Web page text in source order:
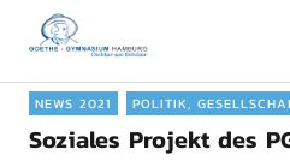
Goethe-
NEWS 2021 POLITIK,
Soziales Projekt des